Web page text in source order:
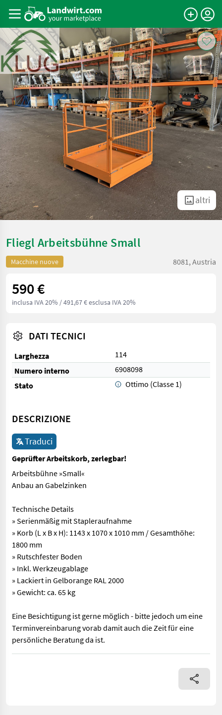
altri
Fliegl Arbeitsbühne Small
Macchine nuove 8081, Austria
590 €
inclusa IVA 20% / 491,67 € esclusa IVA 20%
DATI TECNICI
Larghezza
114
Numero interno
6908098
Stato
Ottimo (Classe 1)
DESCRIZIONE
Traduci
Geprüfter Arbeitskorb, zerlegbar!
Arbeitsbühne »Small«
Anbau an Gabelzinken
Technische Details
» Serienmäßig mit Stapleraufnahme
» Korb (L x B x H): 1143 x 1070 x 1010 mm / Gesamthöhe:
1800 mm
» Rutschfester Boden
» Inkl. Werkzeugablage
» Lackiert in Gelborange RAL 2000
» Gewicht: ca. 65 kg
Eine Besichtigung ist gerne möglich - bitte jedoch um eine
Terminvereinbarung vorab damit auch die Zeit für eine
persönliche Beratung da ist.
Arbeitsbühne »Small« Anbau an Gabelzinken Technische